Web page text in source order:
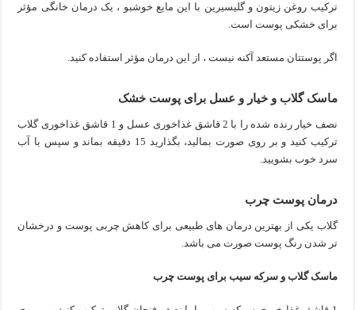
ترکیب روغن زیتون و گلیسیرین با این مایع خوشبو ، یک درمان خانگی مؤثر
برای خشکی پوست است.
اگر پوستتان مستعد آکنه نیست ، از این درمان مؤثر استفاده کنید.
ماسک گلاب و خیار و عسل برای پوست خشک
نصف خیار رنده شده را با 2 قاشق غذاخوری عسل و 1 قاشق غذاخوری گلاب
ترکیب کنید و بر روی صورت بمالید، بگذارید 15 دقیقه بماند و سپس با آب
سرد خوب بشویید.
درمان پوست چرب
گلاب یکی از بهترین درمان های طبیعی برای کاهش چربی پوست و درخشان
تر شدن رنگ پوست صورت می باشد.
ماسک گلاب و سرکه سیب برای پوست چرب